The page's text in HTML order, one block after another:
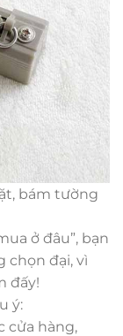
bám tường
ở đâu”, bạn
chọn đại, vì
đấy!
ý:
cửa hàng,